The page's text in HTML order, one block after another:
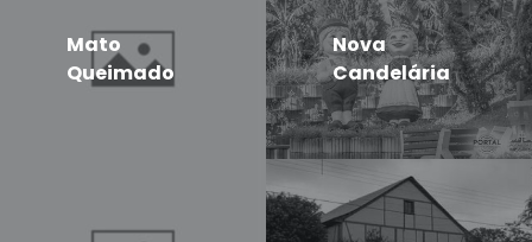
Mato
Queimado
Nova
Candelária